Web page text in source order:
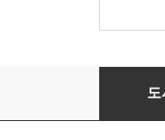
2026 측